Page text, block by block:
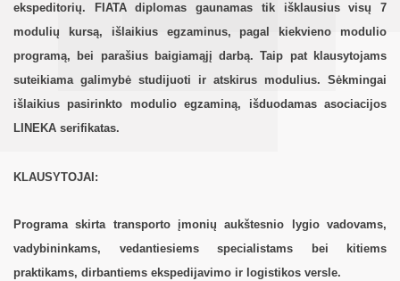
ekspeditorių. FIATA diplomas gaunamas tik išklausius visų 7
modulių kursą, išlaikius egzaminus, pagal kiekvieno modulio
programą, bei parašius baigiamąjį darbą. Taip pat klausytojams
suteikiama galimybė studijuoti ir atskirus modulius. Sėkmingai
išlaikius pasirinkto modulio egzaminą, išduodamas asociacijos
LINEKA serifikatas.
KLAUSYTOJAI:
Programa skirta transporto įmonių aukštesnio lygio vadovams,
vadybininkams, vedantiesiems specialistams bei kitiems
praktikams, dirbantiems ekspedijavimo ir logistikos versle.